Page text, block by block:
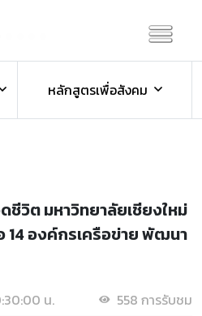
าสัมพันธ์
รรม
หลักสูตรเพื่อสังคม
วิต มหาวิทยาลัยเชียงใหม่
14 องค์กรเครือข่าย พัฒนา
น. 558 การรับชม